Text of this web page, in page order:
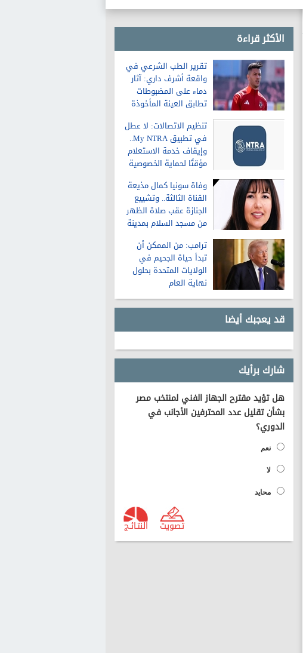
الأكثر قراءة
تقرير الطب الشرعي في
واقعة أشرف داري: آثار
دماء على المضبوطات
تطابق العينة المأخوذة
تنظيم الاتصالات: لا عطل
في تطبيق My NTRA..
وإيقاف خدمة الاستعلام
مؤقتًا لحماية الخصوصية
وفاة سونيا كمال مذيعة
القناة الثالثة.. وتشييع
الجنازة عقب صلاة الظهر
من مسجد السلام بمدينة
ترامب: من الممكن أن
تبدأ حياة الجحيم في
الولايات المتحدة بحلول
نهاية العام
قد يعجبك أيضا
شارك برأيك
هل تؤيد مقترح الجهاز الفني لمنتخب مصر
بشأن تقليل عدد المحترفين الأجانب في
الدوري؟
نعم
لا
محايد
النتـائـج تصويت